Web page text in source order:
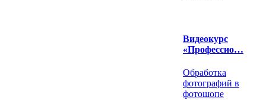
Видеокурс
«Профессио…
Обработка
фотографий в
фотошопе